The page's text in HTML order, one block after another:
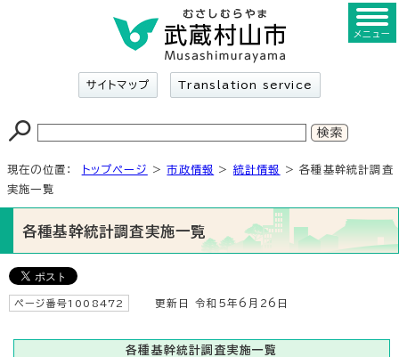
サイトマップ Translation service
メニュー
現在の位置： トップページ >市政情報 > 統計情報
> 各種基幹統計調査
実施一覧
各種基幹統計調査実施一覧
ページ番号1008472 更新日 令和5年6月26日
各種基幹統計調査実施一覧